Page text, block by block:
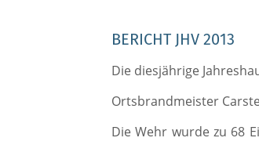
BERICHT JHV 2013
Die diesjährige
Ortsbrandmeister
Die Wehr wurde zu 68